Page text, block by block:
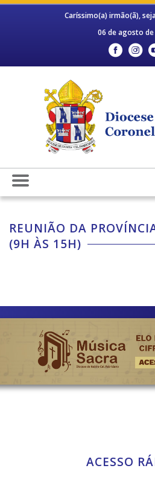
Caríssimo(a) irmão(ã),
06 de agosto de
REUNIÃO DA
(9H ÀS 15H)
ACESSO